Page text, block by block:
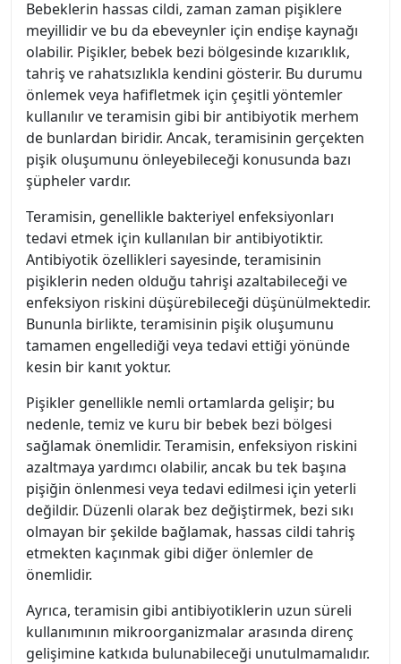
Bebeklerin hassas cildi, zaman zaman pişiklere
meyillidir ve bu da ebeveynler için endişe kaynağı
olabilir. Pişikler, bebek bezi bölgesinde kızarıklık,
tahriş ve rahatsızlıkla kendini gösterir. Bu durumu
önlemek veya hafifletmek için çeşitli yöntemler
kullanılır ve teramisin gibi bir antibiyotik merhem
de bunlardan biridir. Ancak, teramisinin gerçekten
pişik oluşumunu önleyebileceği konusunda bazı
şüpheler vardır.
Teramisin, genellikle bakteriyel enfeksiyonları
tedavi etmek için kullanılan bir antibiyotiktir.
Antibiyotik özellikleri sayesinde, teramisinin
pişiklerin neden olduğu tahrişi azaltabileceği ve
enfeksiyon riskini düşürebileceği düşünülmektedir.
Bununla birlikte, teramisinin pişik oluşumunu
tamamen engellediği veya tedavi ettiği yönünde
kesin bir kanıt yoktur.
Pişikler genellikle nemli ortamlarda gelişir; bu
nedenle, temiz ve kuru bir bebek bezi bölgesi
sağlamak önemlidir. Teramisin, enfeksiyon riskini
azaltmaya yardımcı olabilir, ancak bu tek başına
pişiğin önlenmesi veya tedavi edilmesi için yeterli
değildir. Düzenli olarak bez değiştirmek, bezi sıkı
olmayan bir şekilde bağlamak, hassas cildi tahriş
etmekten kaçınmak gibi diğer önlemler de
önemlidir.
Ayrıca, teramisin gibi antibiyotiklerin uzun süreli
kullanımının mikroorganizmalar arasında direnç
gelişimine katkıda bulunabileceği unutulmamalıdır.